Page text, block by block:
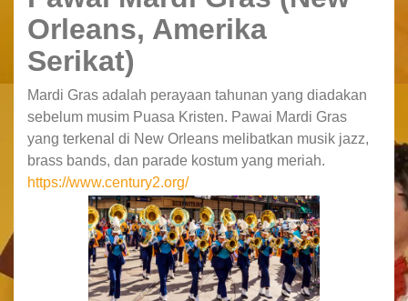
Orleans, Amerika
Serikat)
Mardi Gras adalah perayaan tahunan yang diadakan
sebelum musim Puasa Kristen. Pawai Mardi Gras
yang terkenal di New Orleans melibatkan musik jazz,
brass bands, dan parade kostum yang meriah.
https://www.century2.org/